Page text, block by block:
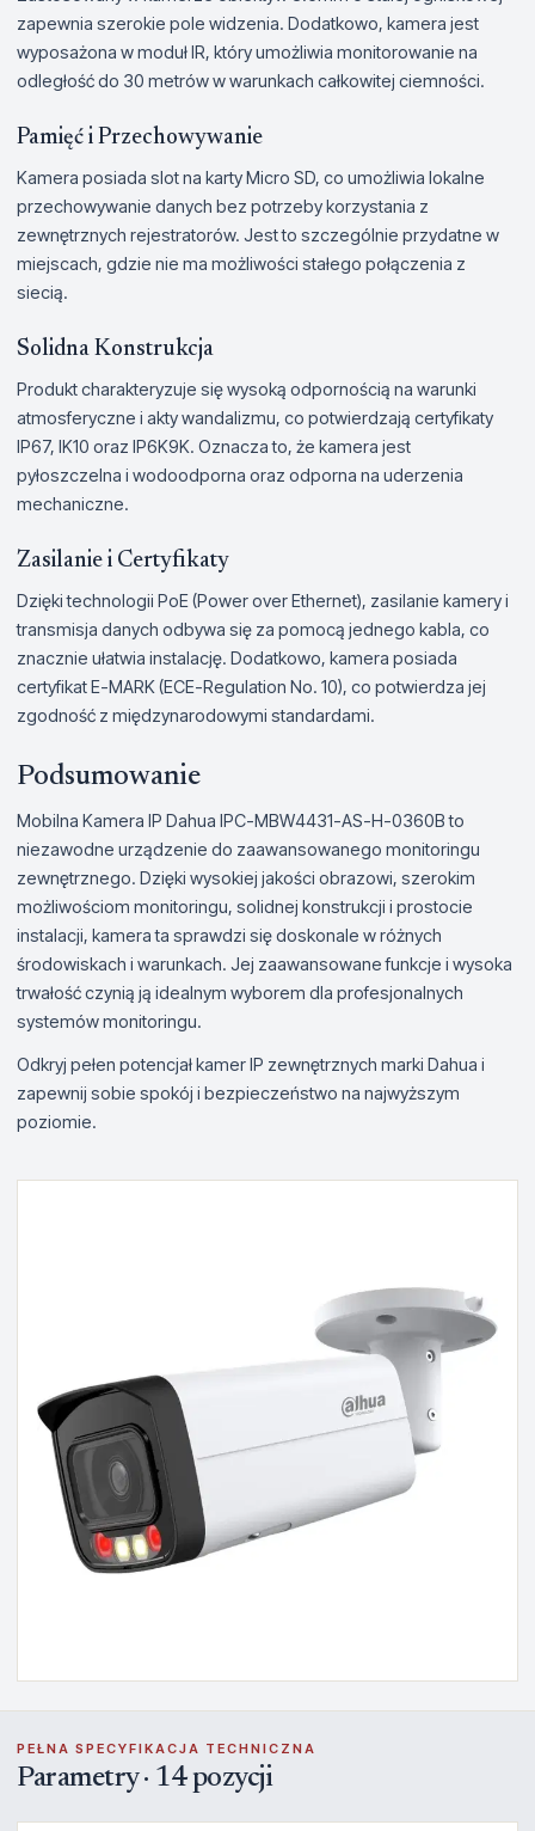
zapewnia szerokie pole widzenia. Dodatkowo, kamera jest
wyposażona w moduł IR, który umożliwia monitorowanie na
odległość do 30 metrów w warunkach całkowitej ciemności.
Pamięć i Przechowywanie
Kamera posiada slot na karty Micro SD, co umożliwia lokalne
przechowywanie danych bez potrzeby korzystania z
zewnętrznych rejestratorów. Jest to szczególnie przydatne w
miejscach, gdzie nie ma możliwości stałego połączenia z
siecią.
Solidna Konstrukcja
Produkt charakteryzuje się wysoką odpornością na warunki
atmosferyczne i akty wandalizmu, co potwierdzają certyfikaty
IP67, IK10 oraz IP6K9K. Oznacza to, że kamera jest
pyłoszczelna i wodoodporna oraz odporna na uderzenia
mechaniczne.
Zasilanie i Certyfikaty
Dzięki technologii PoE (Power over Ethernet), zasilanie kamery i
transmisja danych odbywa się za pomocą jednego kabla, co
znacznie ułatwia instalację. Dodatkowo, kamera posiada
certyfikat E-MARK (ECE-Regulation No. 10), co potwierdza jej
zgodność z międzynarodowymi standardami.
Podsumowanie
Mobilna Kamera IP Dahua IPC-MBW4431-AS-H-0360B to
niezawodne urządzenie do zaawansowanego monitoringu
zewnętrznego. Dzięki wysokiej jakości obrazowi, szerokim
możliwościom monitoringu, solidnej konstrukcji i prostocie
instalacji, kamera ta sprawdzi się doskonale w różnych
środowiskach i warunkach. Jej zaawansowane funkcje i wysoka
trwałość czynią ją idealnym wyborem dla profesjonalnych
systemów monitoringu.
Odkryj pełen potencjał kamer IP zewnętrznych marki Dahua i
zapewnij sobie spokój i bezpieczeństwo na najwyższym
poziomie.
PEŁNA SPECYFIKACJA TECHNICZNA
Parametry · 14 pozycji